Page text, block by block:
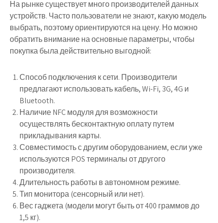
На рынке существует много производителей данных
устройств. Часто пользователи не знают, какую модель
выбрать, поэтому ориентируются на цену. Но можно
обратить внимание на основные параметры, чтобы
покупка была действительно выгодной:
Способ подключения к сети. Производители
предлагают использовать кабель, Wi-Fi, 3G, 4G и
Bluetooth.
Наличие NFC модуля для возможности
осуществлять бесконтактную оплату путем
прикладывания карты.
Совместимость с другим оборудованием, если уже
используются POS терминалы от другого
производителя.
Длительность работы в автономном режиме.
Тип монитора (сенсорный или нет).
Вес гаджета (модели могут быть от 400 граммов до
1,5 кг).